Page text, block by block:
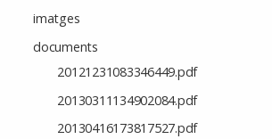
imatges
documents
20121231083346449.pdf
20130311134902084.pdf
20130416173817527.pdf